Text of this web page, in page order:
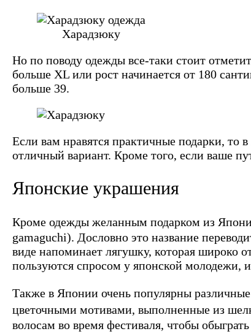
Харадзюку
Но по поводу одежды все-таки стоит
больше XL или рост начинается от 180
больше 39.
Если вам нравятся практичные подарки,
отличный вариант. Кроме того, если ваше
Японские украшения
Кроме одежды желанным подарком из
gamaguchi). Дословно это название
виде напоминает лягушку, которая широко
пользуются спросом у японской молодежи,
Также в Японии очень популярны
цветочными мотивами, выполненные из
волосам во время фестиваля, чтобы